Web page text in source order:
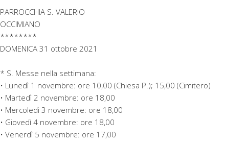
PARROCCHIA S. VALERIO
OCCIMIANO
********
DOMENICA 31 ottobre 2021
* S. Messe nella settimana:
• Lunedì 1 novembre: ore 10,00 (Chiesa P.); 15,00 (Cimitero)
• Martedì 2 novembre: ore 18,00
• Mercoledì 3 novembre: ore 18,00
• Giovedì 4 novembre: ore 18,00
• Venerdì 5 novembre: ore 17,00